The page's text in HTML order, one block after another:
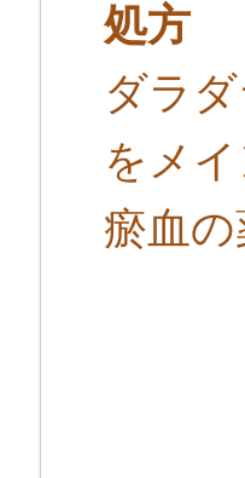
処方
ダラ
をメ
瘀血